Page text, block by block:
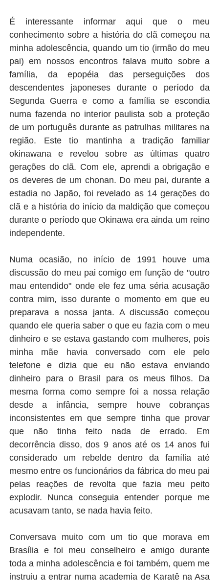
É interessante informar aqui que o meu
conhecimento sobre a história do clã começou na
minha adolescência, quando um tio (irmão do meu
pai) em nossos encontros falava muito sobre a
família, da epopéia das perseguições dos
descendentes japoneses durante o período da
Segunda Guerra e como a família se escondia
numa fazenda no interior paulista sob a proteção
de um português durante as patrulhas militares na
região. Este tio mantinha a tradição familiar
okinawana e revelou sobre as últimas quatro
gerações do clã. Com ele, aprendi a obrigação e
os deveres de um chonan. Do meu pai, durante a
estadia no Japão, foi revelado as 14 gerações do
clã e a história do início da maldição que começou
durante o período que Okinawa era ainda um reino
independente.
Numa ocasião, no início de 1991 houve uma
discussão do meu pai comigo em função de "outro
mau entendido" onde ele fez uma séria acusação
contra mim, isso durante o momento em que eu
preparava a nossa janta. A discussão começou
quando ele queria saber o que eu fazia com o meu
dinheiro e se estava gastando com mulheres, pois
minha mãe havia conversado com ele pelo
telefone e dizia que eu não estava enviando
dinheiro para o Brasil para os meus filhos. Da
mesma forma como sempre foi a nossa relação
desde a infância, sempre houve cobranças
inconsistentes em que sempre tinha que provar
que não tinha feito nada de errado. Em
decorrência disso, dos 9 anos até os 14 anos fui
considerado um rebelde dentro da família até
mesmo entre os funcionários da fábrica do meu pai
pelas reações de revolta que fazia meu peito
explodir. Nunca conseguia entender porque me
acusavam tanto, se nada havia feito.
Conversava muito com um tio que morava em
Brasília e foi meu conselheiro e amigo durante
toda a minha adolescência e foi também, quem me
instruiu a entrar numa academia de Karatê na Asa